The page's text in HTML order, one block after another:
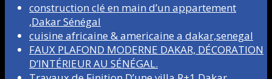
construction clé en main d’un appartement
,Dakar Sénégal
cuisine africaine & americaine a dakar,senegal
FAUX PLAFOND MODERNE DAKAR, DÉCORATION
D’INTÉRIEUR AU SÉNÉGAL.